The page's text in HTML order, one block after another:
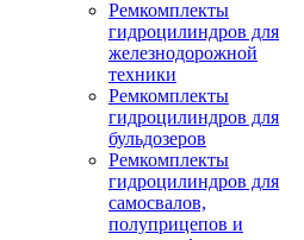
Ремкомплекты
гидроцилиндров для
железнодорожной
техники
Ремкомплекты
гидроцилиндров для
бульдозеров
Ремкомплекты
гидроцилиндров для
самосвалов,
полуприцепов и